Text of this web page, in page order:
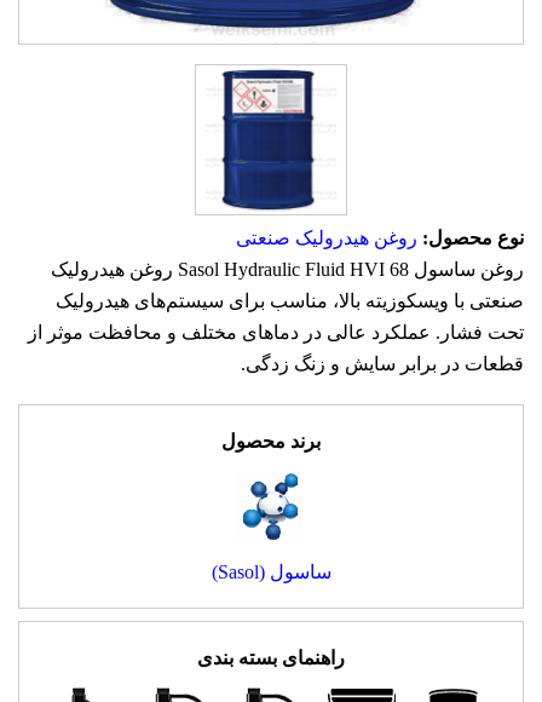
نوع محصول: روغن هیدرولیک صنعتی
روغن ساسول Sasol Hydraulic Fluid HVI 68 روغن هیدرولیک
صنعتی با ویسکوزیته بالا، مناسب برای سیستم‌های هیدرولیک
تحت فشار. عملکرد عالی در دماهای مختلف و محافظت موثر از
قطعات در برابر سایش و زنگ زدگی.
برند محصول
ساسول (Sasol)
راهنمای بسته بندی